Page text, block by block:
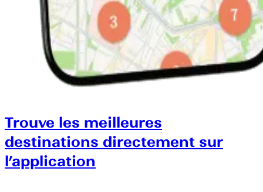
Trouve les meilleures
destinations directement sur
l’application